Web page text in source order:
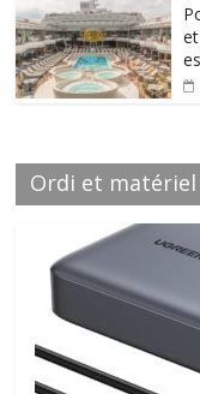
Ordi et matériel